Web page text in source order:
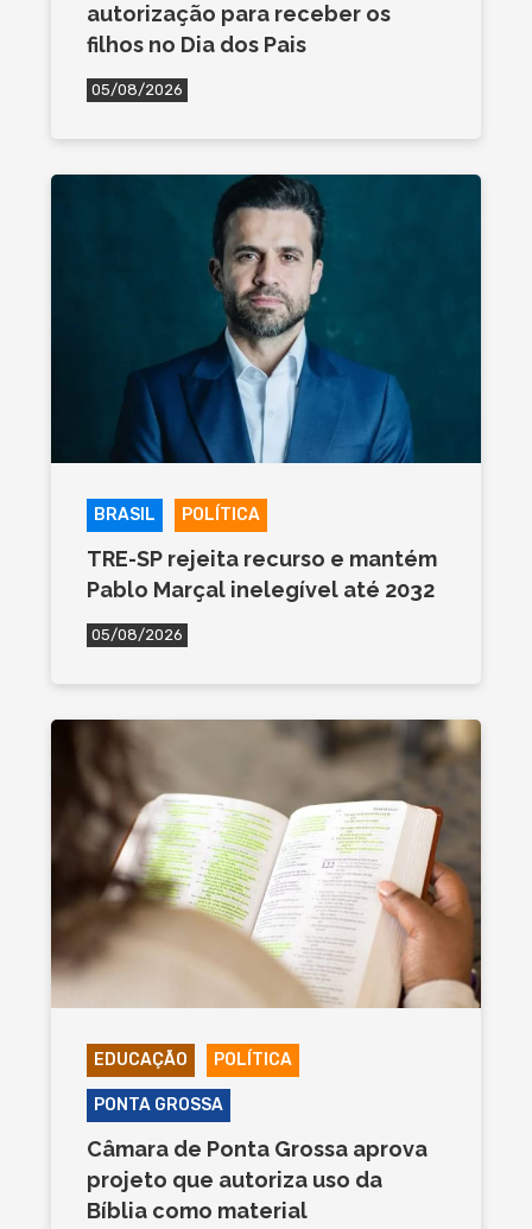
autorização para receber os
filhos no Dia dos Pais
05/08/2026
BRASIL POLÍTICA
TRE-SP rejeita recurso e mantém
Pablo Marçal inelegível até 2032
05/08/2026
EDUCAÇÃO POLÍTICA
PONTA GROSSA
Câmara de Ponta Grossa aprova
projeto que autoriza uso da
Bíblia como material